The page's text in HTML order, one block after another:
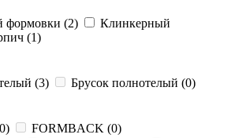
формовки (2)
Клинкерный
(1)
(3) Брусок полнотелый (0)
0) FORMBACK (0)